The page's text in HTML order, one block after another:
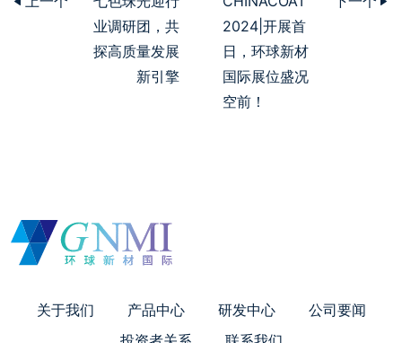
业调研团，共
探高质量发展
新引擎
2024|开展首
日，环球新材
国际展位盛况
空前！
关于我们 产品中心 研发中心
公司要闻